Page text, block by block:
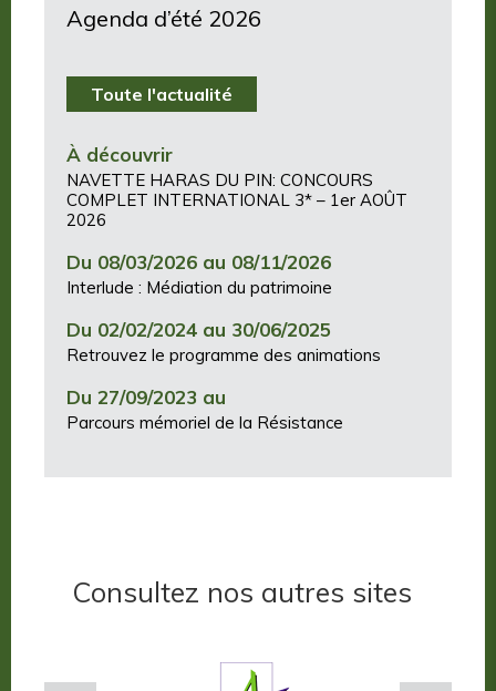
Agenda d’été 2026
Toute l'actualité
À découvrir
NAVETTE HARAS DU PIN: CONCOURS
COMPLET INTERNATIONAL 3* – 1er AOÛT
2026
Du 08/03/2026 au 08/11/2026
Interlude : Médiation du patrimoine
Du 02/02/2024 au 30/06/2025
Retrouvez le programme des animations
Du 27/09/2023 au
Parcours mémoriel de la Résistance
Consultez nos autres sites